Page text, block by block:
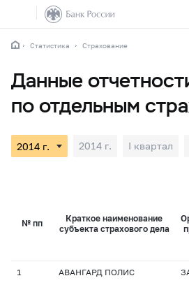
Статистика Страхование
Данные
по отдельным
2014 г. I квартал
№ пп
Краткое наименование
субъекта страхового дела
1 АВАНГАРД ПОЛИС